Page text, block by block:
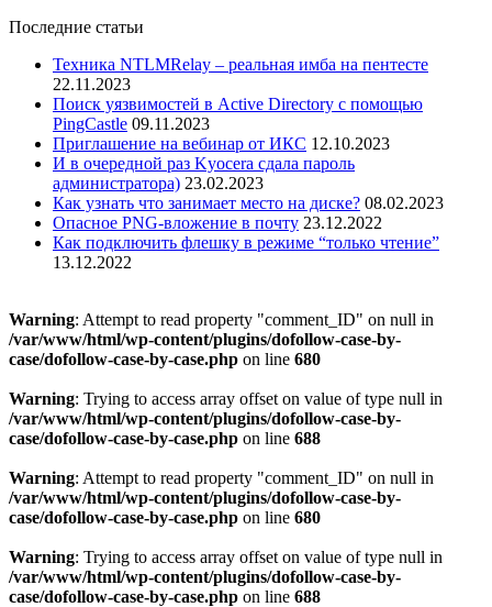
Последние статьи
Техника NTLMRelay – реальная имба на пентесте
22.11.2023
Поиск уязвимостей в Active Directory с помощью
PingCastle 09.11.2023
Приглашение на вебинар от ИКС 12.10.2023
И в очередной раз Kyocera сдала пароль
администратора) 23.02.2023
Как узнать что занимает место на диске? 08.02.2023
Опасное PNG-вложение в почту 23.12.2022
Как подключить флешку в режиме “только чтение”
13.12.2022
Warning: Attempt to read property "comment_ID" on null in
/var/www/html/wp-content/plugins/dofollow-case-by-
case/dofollow-case-by-case.php on line 680
Warning: Trying to access array offset on value of type null in
/var/www/html/wp-content/plugins/dofollow-case-by-
case/dofollow-case-by-case.php on line 688
Warning: Attempt to read property "comment_ID" on null in
/var/www/html/wp-content/plugins/dofollow-case-by-
case/dofollow-case-by-case.php on line 680
Warning: Trying to access array offset on value of type null in
/var/www/html/wp-content/plugins/dofollow-case-by-
case/dofollow-case-by-case.php on line 688